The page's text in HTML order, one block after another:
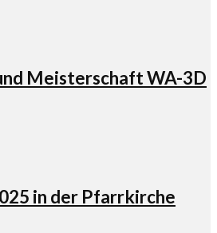
Meisterschaft WA-3D
in der Pfarrkirche